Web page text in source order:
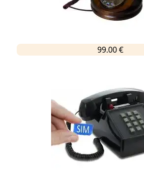
99.00 €